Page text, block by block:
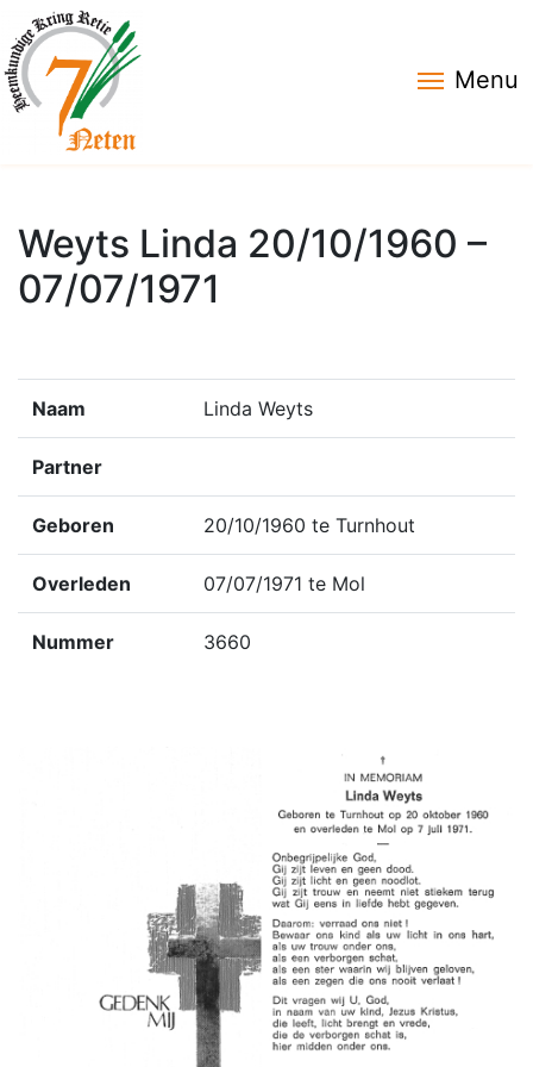
Menu
Weyts Linda 20/10/1960 –
07/07/1971
Naam Linda Weyts
Partner
Geboren 20/10/1960 te Turnhout
Overleden 07/07/1971 te Mol
Nummer 3660